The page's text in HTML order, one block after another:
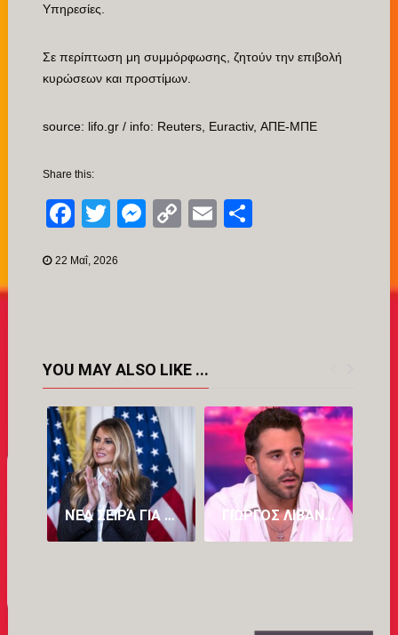
Υπηρεσίες.
Σε περίπτωση μη συμμόρφωσης, ζητούν την επιβολή
κυρώσεων και προστίμων.
source: lifo.gr / info: Reuters, Euractiv, ΑΠΕ-ΜΠΕ
Share this:
Facebook
TwitterMessenger
CopyEmail
22 Μαΐ, 2026
YOU MAY ALSO LIKE ...
ΝΈΑ ΣΕΙΡΆ ΓΙΑ ΤΗ ΜΕΛΆΝΙΑ ΤΡΑΜΠ ΜΕΤΆ ΤΟ ΑΜΦΙΛΕΓΌΜΕΝΟ ΝΤΟΚΙΜΑΝΤΈΡ «MELANIA» (VID) ΓΙΏΡΓΟΣ ΛΙΒΆΝΗΣ: Ο ΚΑΖΑΝΤΖΊΔΗΣ ΚΥΛΆΕΙ ΜΈΣΑ ΜΟΥ, ΈΧΩ ΤΟΝ ΠΑΤΈΡΑ ΜΟΥ ΚΑΙ ΤΟΝ ΣΤΈΛΙΟ